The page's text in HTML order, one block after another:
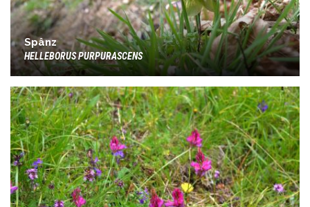
Spânz
HELLEBORUS PURPURASCENS